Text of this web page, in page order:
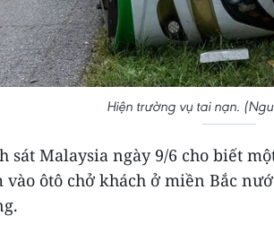
Hiện trường vụ tai nạn.
sát Malaysia ngày 9/6 cho biết
vào ôtô chở khách ở miền Bắc